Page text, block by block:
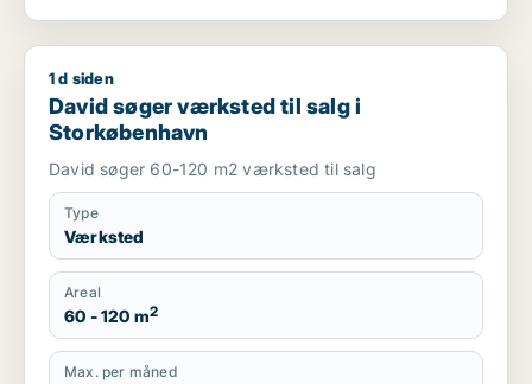
David søger værksted til salg i Storkøbenhavn
1 d siden
David søger værksted til salg i
Storkøbenhavn
David søger 60-120 m2 værksted til salg
Type
Værksted
Areal
60 - 120 m2
Max. per måned